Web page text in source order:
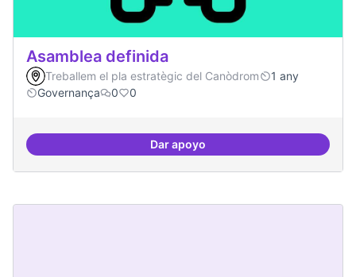
Asamblea definida
Treballem el pla estratègic del Canòdrom
1 any
Governança
0 0
Dar apoyoAsamblea definida